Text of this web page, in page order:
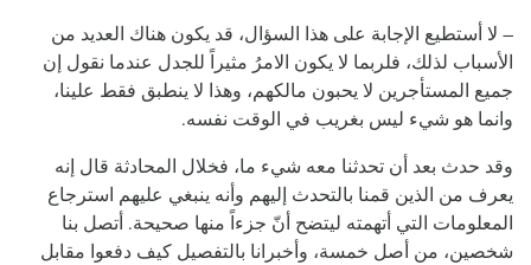
– لا أستطيع الإجابة على هذا السؤال، قد يكون هناك العديد من
الأسباب لذلك، فلربما لا يكون الامرُ مثيراً للجدل عندما نقول إن
جميع المستأجرين لا يحبون مالكهم، وهذا لا ينطبق فقط علينا،
وانما هو شيء ليس بغريب في الوقت نفسه.
وقد حدث بعد أن تحدثنا معه شيء ما، فخلال المحادثة قال إنه
يعرف من الذين قمنا بالتحدث إليهم وأنه ينبغي عليهم استرجاع
المعلومات التي أتهمته ليتضح أنّ جزءاً منها صحيحة. أتصل بنا
شخصين، من أصل خمسة، وأخبرانا بالتفصيل كيف دفعوا مقابل